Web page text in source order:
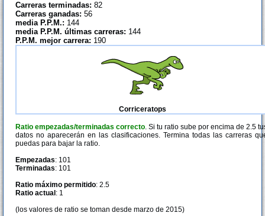
Carreras terminadas: 82
Carreras ganadas: 56
media P.P.M.: 144
media P.P.M. últimas carreras: 144
P.P.M. mejor carrera: 190
Corriceratops
Ratio empezadas/terminadas correcto. Si tu ratio sube por encima de 2.5
datos no aparecerán en las clasificaciones. Termina todas las carreras
puedas para bajar la ratio.
Empezadas: 101
Terminadas: 101
Ratio máximo permitido: 2.5
Ratio actual : 1
(los valores de ratio se toman desde marzo de 2015)